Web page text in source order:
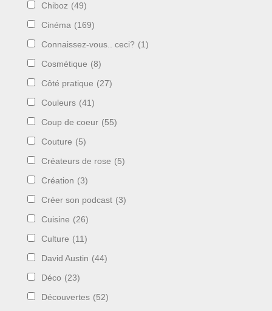
Chiboz (49)
Cinéma (169)
Connaissez-vous.. ceci? (1)
Cosmétique (8)
Côté pratique (27)
Couleurs (41)
Coup de coeur (55)
Couture (5)
Créateurs de rose (5)
Création (3)
Créer son podcast (3)
Cuisine (26)
Culture (11)
David Austin (44)
Déco (23)
Découvertes (52)